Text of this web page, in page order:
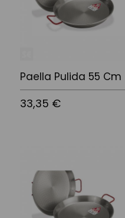
Paella Pulida 55 Cm
33,35 €